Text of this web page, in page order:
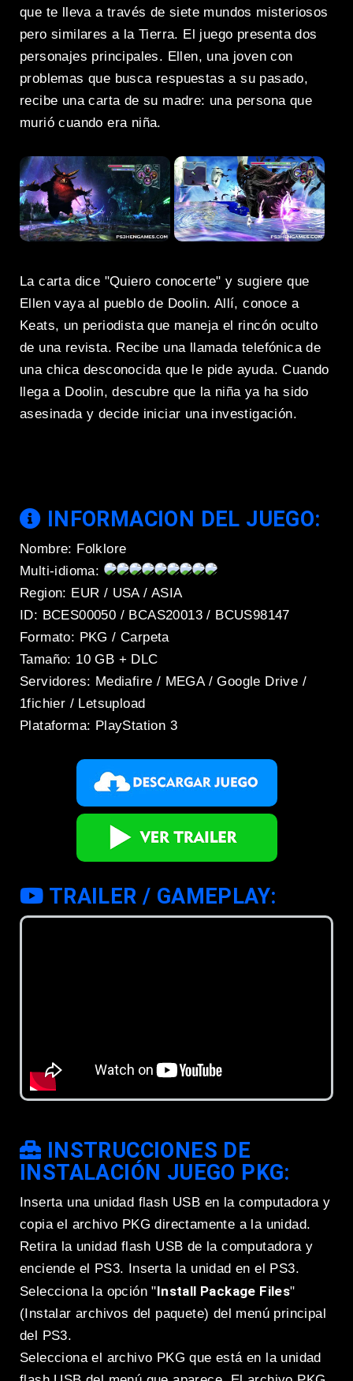
que te lleva a través de siete mundos misteriosos
pero similares a la Tierra. El juego presenta dos
personajes principales. Ellen, una joven con
problemas que busca respuestas a su pasado,
recibe una carta de su madre: una persona que
murió cuando era niña.
La carta dice "Quiero conocerte" y sugiere que
Ellen vaya al pueblo de Doolin. Allí, conoce a
Keats, un periodista que maneja el rincón oculto
de una revista. Recibe una llamada telefónica de
una chica desconocida que le pide ayuda. Cuando
llega a Doolin, descubre que la niña ya ha sido
asesinada y decide iniciar una investigación.
INFORMACION DEL JUEGO:
Nombre: Folklore
Multi-idioma:
Region: EUR / USA / ASIA
ID: BCES00050 / BCAS20013 / BCUS98147
Formato: PKG / Carpeta
Tamaño: 10 GB + DLC
Servidores: Mediafire / MEGA / Google Drive /
1fichier / Letsupload
Plataforma: PlayStation 3
TRAILER / GAMEPLAY:
INSTRUCCIONES DE
INSTALACIÓN JUEGO PKG:
Inserta una unidad flash USB en la computadora y
copia el archivo PKG directamente a la unidad.
Retira la unidad flash USB de la computadora y
enciende el PS3. Inserta la unidad en el PS3.
Selecciona la opción "Install Package Files"
(Instalar archivos del paquete) del menú principal
del PS3.
Selecciona el archivo PKG que está en la unidad